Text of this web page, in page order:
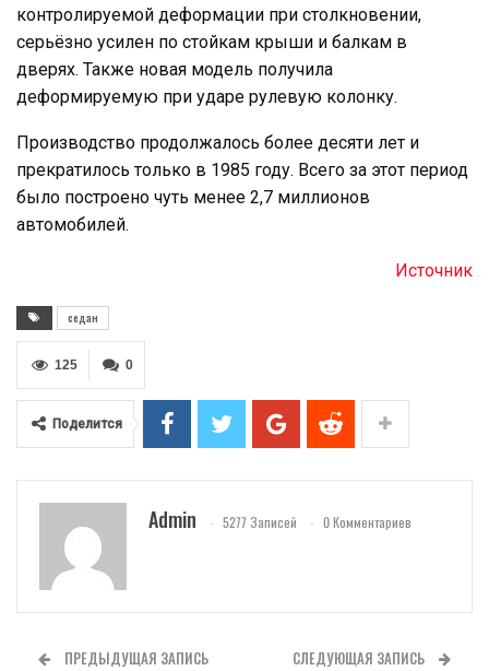
контролируемой деформации при столкновении,
серьёзно усилен по стойкам крыши и балкам в
дверях. Также новая модель получила
деформируемую при ударе рулевую колонку.
Производство продолжалось более десяти лет и
прекратилось только в 1985 году. Всего за этот период
было построено чуть менее 2,7 миллионов
автомобилей.
Источник
седан
0
125
Поделится
Admin 5277 Записей 0 Комментариев
ПРЕДЫДУЩАЯ ЗАПИСЬ СЛЕДУЮЩАЯ ЗАПИСЬ